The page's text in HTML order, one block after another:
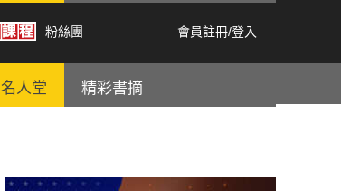
粉絲團 會員註冊/登入
名人堂 精彩書摘